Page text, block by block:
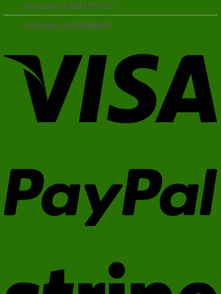
Kinh doanh 2: 0917 977 177
Kinh doanh 3: 0976 646 69